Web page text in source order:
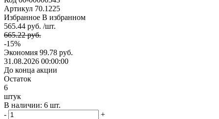
Артикул 70.1225
Избранное В избранном
565.44 руб. /шт.
665.22 руб.
-15%
Экономия 99.78 руб.
31.08.2026 00:00:00
До конца акции
Остаток
6
штук
В наличии: 6 шт.
-
+